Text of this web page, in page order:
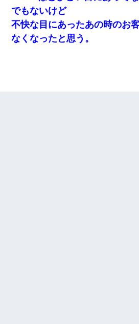
でもないけど
不快な目にあったあの時のお
なくなったと思う。